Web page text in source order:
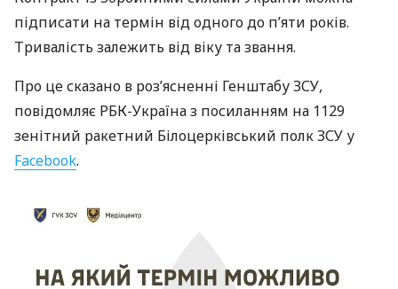
підписати на термін від одного до п’яти років.
Тривалість залежить від віку та звання.
Про це сказано в роз’ясненні Генштабу ЗСУ,
повідомляє РБК-Україна з посиланням на 1129
зенітний ракетний Білоцерківський полк ЗСУ у
Facebook.